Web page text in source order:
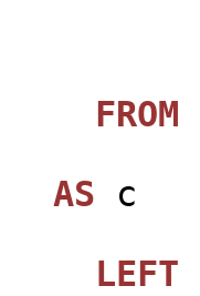
FROM
AS c
LEFT